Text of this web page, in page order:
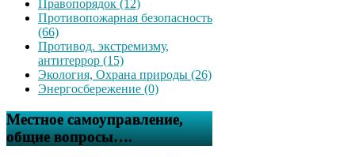
Правопорядок (12)
Противопожарная безопасность
(66)
Противод. экстремизму,
антитеррор (15)
Экология, Охрана природы (26)
Энергосбережение (0)
Местное самоуправление,
общие вопросы….